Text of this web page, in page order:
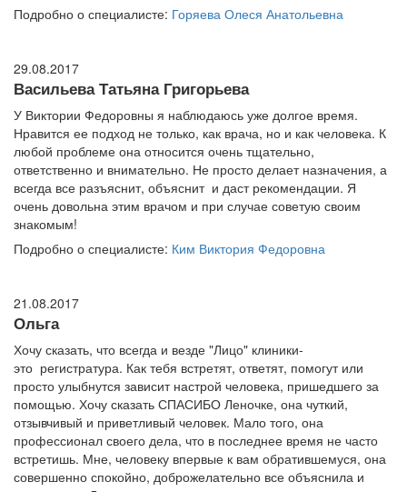
Подробно о специалисте: Горяева Олеся Анатольевна
29.08.2017
Васильева Татьяна Григорьева
У Виктории Федоровны я наблюдаюсь уже долгое время.
Нравится ее подход не только, как врача, но и как человека. К
любой проблеме она относится очень тщательно,
ответственно и внимательно. Не просто делает назначения, а
всегда все разъяснит, объяснит и даст рекомендации. Я
очень довольна этим врачом и при случае советую своим
знакомым!
Подробно о специалисте: Ким Виктория Федоровна
21.08.2017
Ольга
Хочу сказать, что всегда и везде "Лицо" клиники-
это регистратура. Как тебя встретят, ответят, помогут или
просто улыбнутся зависит настрой человека, пришедшего за
помощью. Хочу сказать СПАСИБО Леночке, она чуткий,
отзывчивый и приветливый человек. Мало того, она
профессионал своего дела, что в последнее время не часто
встретишь. Мне, человеку впервые к вам обратившемуся, она
совершенно спокойно, доброжелательно все объяснила и